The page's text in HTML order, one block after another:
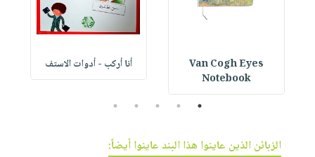
Van Cogh Eyes
Notebook
أنا أركب - أدوات الاستف
1
2
3
4
5
الزبائن الذين عاينوا هذا البند عاينوا أيضاً: